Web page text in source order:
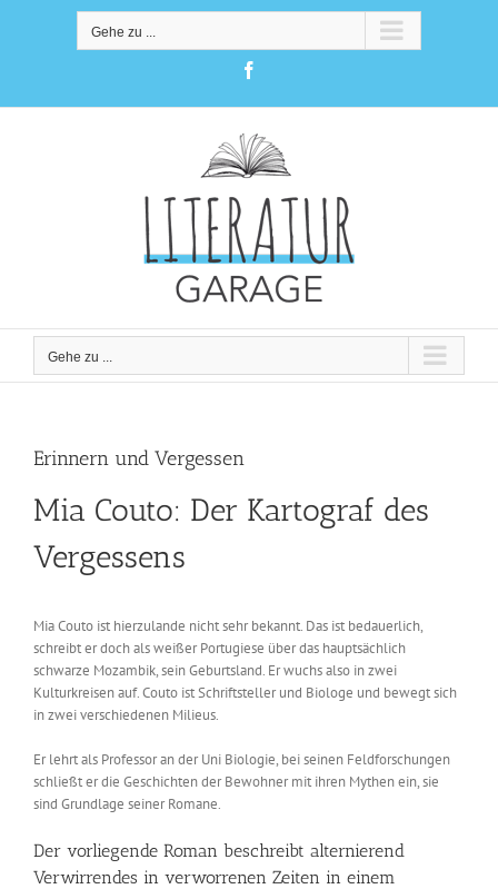
Gehe zu ...
Gehe zu ...
Erinnern und Vergessen
Mia Couto: Der Kartograf des
Vergessens
Mia Couto ist hierzulande nicht sehr bekannt. Das ist bedauerlich,
schreibt er doch als weißer Portugiese über das hauptsächlich
schwarze Mozambik, sein Geburtsland. Er wuchs also in zwei
Kulturkreisen auf. Couto ist Schriftsteller und Biologe und bewegt sich
in zwei verschiedenen Milieus.
Er lehrt als Professor an der Uni Biologie, bei seinen Feldforschungen
schließt er die Geschichten der Bewohner mit ihren Mythen ein, sie
sind Grundlage seiner Romane.
Der vorliegende Roman beschreibt alternierend
Verwirrendes in verworrenen Zeiten in einem